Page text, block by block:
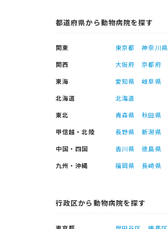
都道府県から動物病院を探す
関東 東京都 神奈川県
関西
大阪府 京都府
東海
愛知県 岐阜県
北海道
北海道
東北
青森県 秋田県
甲信越・北陸
長野県 新潟県
中国・四国
香川県 徳島県
九州・沖縄
福岡県 長崎県
行政区から動物病院を探す